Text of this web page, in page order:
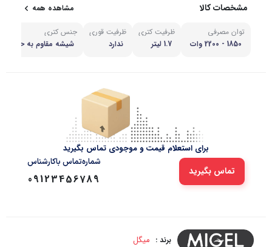
مشخصات کالا مشاهده همه
توان مصرفی
1850 - 2200 وات
ظرفیت کتری
1.7 لیتر
ظرفیت قوری
ندارد
جنس کتری
شیشه مقاوم به حرارت
برای استعلام قیمت و موجودی تماس بگیرید
تماس بگیرید
شماره‌تماس‌ با‌کارشناس
09123456789
برند : میگل